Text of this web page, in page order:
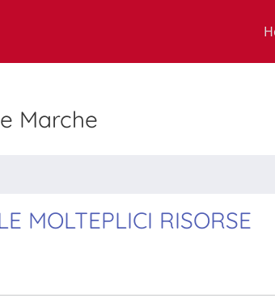
Marche
MOLTEPLICI RISORSE